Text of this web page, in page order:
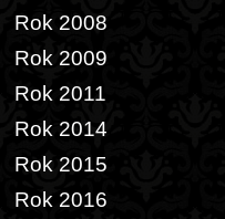
Rok 2008
Rok 2009
Rok 2011
Rok 2014
Rok 2015
Rok 2016